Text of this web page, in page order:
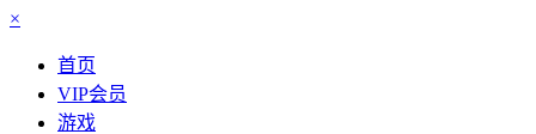
×
首页
VIP会员
游戏